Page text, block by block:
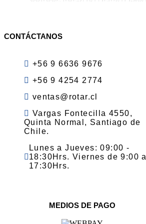
CONTÁCTANOS
+56 9 6636 9676
+56 9 4254 2774
ventas@rotar.cl
Vargas Fontecilla 4550,
Quinta Normal, Santiago de
Chile.
Lunes a Jueves: 09:00 -
18:30Hrs. Viernes de 9:00 a
17:30Hrs.
MEDIOS DE PAGO